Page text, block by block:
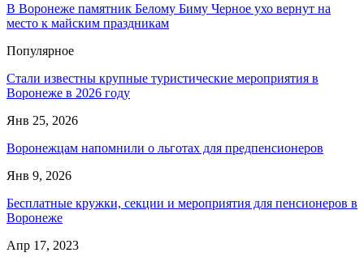
В Воронеже памятник Белому Биму Черное ухо вернут на
место к майским праздникам
Популярное
Стали известны крупные туристические мероприятия в
Воронеже в 2026 году
Янв 25, 2026
Воронежцам напомнили о льготах для предпенсионеров
Янв 9, 2026
Бесплатные кружки, секции и мероприятия для пенсионеров в
Воронеже
Апр 17, 2023